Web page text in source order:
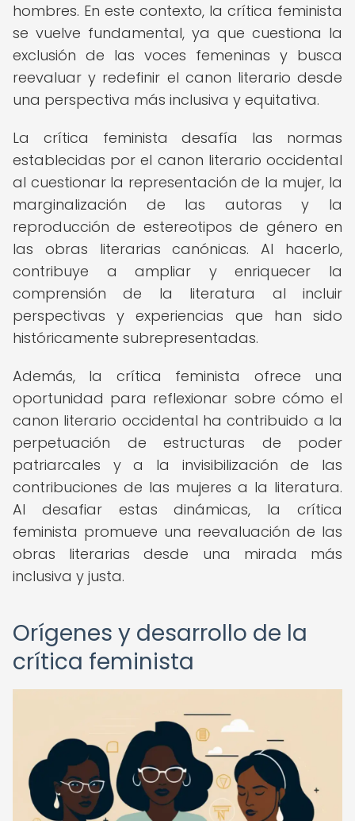
hombres. En este contexto, la crítica feminista
se vuelve fundamental, ya que cuestiona la
exclusión de las voces femeninas y busca
reevaluar y redefinir el canon literario desde
una perspectiva más inclusiva y equitativa.
La crítica feminista desafía las normas
establecidas por el canon literario occidental
al cuestionar la representación de la mujer, la
marginalización de las autoras y la
reproducción de estereotipos de género en
las obras literarias canónicas. Al hacerlo,
contribuye a ampliar y enriquecer la
comprensión de la literatura al incluir
perspectivas y experiencias que han sido
históricamente subrepresentadas.
Además, la crítica feminista ofrece una
oportunidad para reflexionar sobre cómo el
canon literario occidental ha contribuido a la
perpetuación de estructuras de poder
patriarcales y a la invisibilización de las
contribuciones de las mujeres a la literatura.
Al desafiar estas dinámicas, la crítica
feminista promueve una reevaluación de las
obras literarias desde una mirada más
inclusiva y justa.
Orígenes y desarrollo de la
crítica feminista